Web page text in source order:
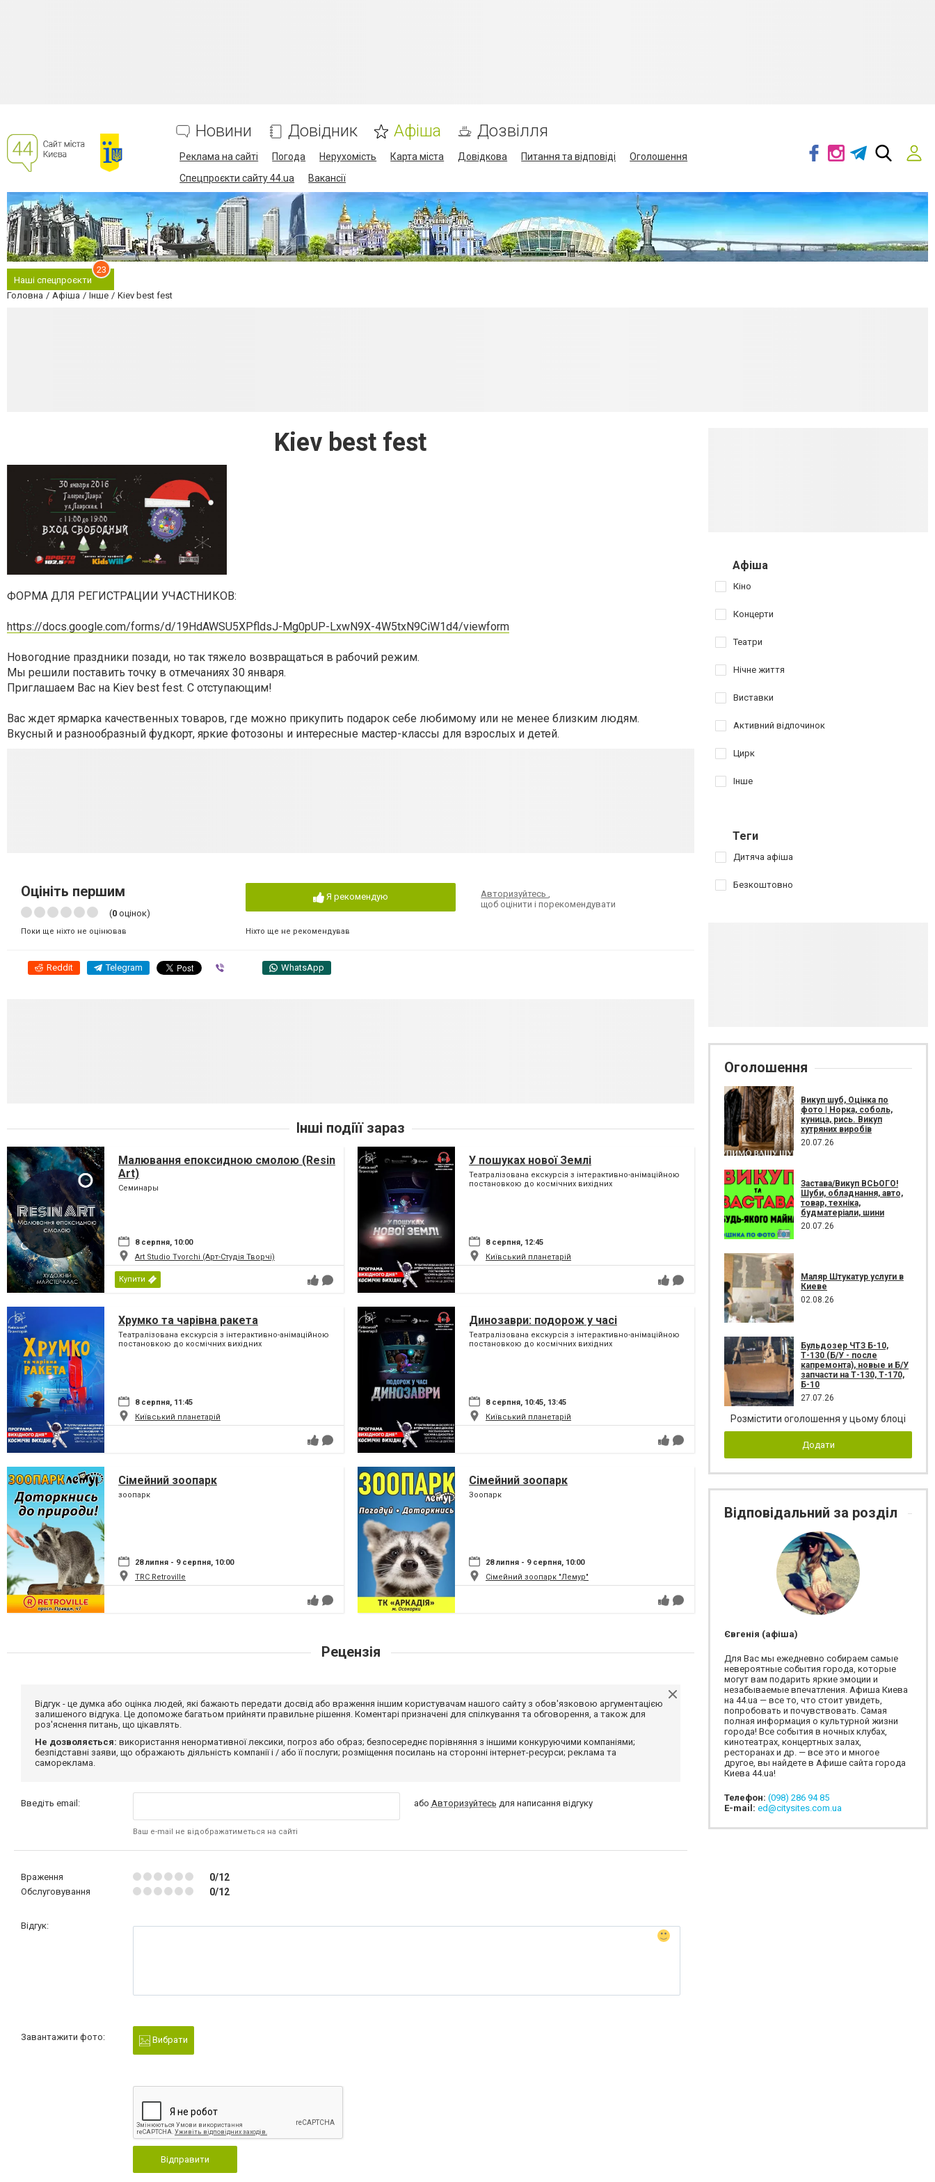
Новини Довідник Афіша Дозвілля
Реклама на сайті Погода Нерухомість Карта міста Довідкова Питання та відповіді
Оголошення
Спецпроєкти сайту 44.ua
Вакансії
Наші спецпроєкти
23
Головна Афіша Інше Kiev best fest
Kiev best fest
ФОРМА ДЛЯ РЕГИСТРАЦИИ УЧАСТНИКОВ:
https://docs.google.com/forms/d/19HdAWSU5XPfldsJ-Mg0pUP-LxwN9X-4W5txN9CiW1d4/viewform
Новогодние праздники позади, но так тяжело возвращаться в рабочий режим.
Мы решили поставить точку в отмечаниях 30 января.
Приглашаем Вас на Kiev best fest. С отступающим!
Вас ждет ярмарка качественных товаров, где можно прикупить подарок себе любимому или не менее близким людям.
Вкусный и разнообразный фудкорт, яркие фотозоны и интересные мастер-классы для взрослых и детей.
Оцініть першим
(0 оцінок)
Поки ще ніхто не оцінював
Я рекомендую
Ніхто ще не рекомендував
Авторизуйтесь
щоб оцінити і порекомендувати
Reddit Telegram WhatsApp
Інші подіїї зараз
Малювання епоксидною смолою (Resin
Art)
Семинары
8 серпня, 10:00
Art Studio Tvorchi (Арт-Студія Творчі)
Купити
У пошуках нової Землі
Театралізована екскурсія з інтерактивно-анімаційною
постановкою до космічних вихідних
8 серпня, 12:45
Київський планетарій
Хрумко та чарівна ракета
Театралізована екскурсія з інтерактивно-анімаційною
постановкою до космічних вихідних
8 серпня, 11:45
Київський планетарій
Динозаври: подорож у часі
Театралізована екскурсія з інтерактивно-анімаційною
постановкою до космічних вихідних
8 серпня, 10:45, 13:45
Київський планетарій
Сімейний зоопарк
зоопарк
28 липня - 9 серпня, 10:00
TRC Retroville
Сімейний зоопарк
Зоопарк
28 липня - 9 серпня, 10:00
Сімейний зоопарк "Лемур"
Рецензія
Відгук - це думка або оцінка людей, які бажають передати досвід або враження іншим користувачам нашого сайту з обов'язковою аргументацією
залишеного відгука. Це допоможе багатьом прийняти правильне рішення. Коментарі призначені для спілкування та обговорення, а також для
роз'яснення питань, що цікавлять.
Не дозволяється: використання ненормативної лексики, погроз або образ; безпосереднє порівняння з іншими конкуруючими компаніями;
безпідставні заяви, що ображають діяльність компанії і / або її послуги; розміщення посилань на сторонні інтернет-ресурси; реклама та
самореклама.
Введіть email:
Ваш e-mail не відображатиметься на сайті
або Авторизуйтесь для написання відгуку
Враження 0/12
Обслуговування 0/12
Відгук:
Завантажити фото: Вибрати
Відправити
Афіша
Кіно
Концерти
Театри
Нічне життя
Виставки
Активний відпочинок
Цирк
Інше
Теги
Дитяча афіша
Безкоштовно
Оголошення
Викуп шуб, Оцінка по
фото | Норка, соболь,
куница, рись. Викуп
хутряних виробів
20.07.26
Застава/Викуп ВСЬОГО!
Шуби, обладнання, авто,
товар, техніка,
будматеріали, шини
20.07.26
Маляр Штукатур услуги в
Киеве
02.08.26
Бульдозер ЧТЗ Б-10,
Т-130 (Б/У - после
капремонта), новые и Б/У
запчасти на Т-130, Т-170,
Б-10
27.07.26
Розмістити оголошення у цьому блоці
Додати
Відповідальний за розділ
Євгенія (афіша)
Для Вас мы ежедневно собираем самые
невероятные события города, которые
могут вам подарить яркие эмоции и
незабываемые впечатления. Афиша Киева
на 44.ua — все то, что стоит увидеть,
попробовать и почувствовать. Самая
полная информация о культурной жизни
города! Все события в ночных клубах,
кинотеатрах, концертных залах,
ресторанах и др. — все это и многое
другое, вы найдете в Афише сайта города
Киева 44.ua!
Телефон: (098) 286 94 85
E-mail: ed@citysites.com.ua